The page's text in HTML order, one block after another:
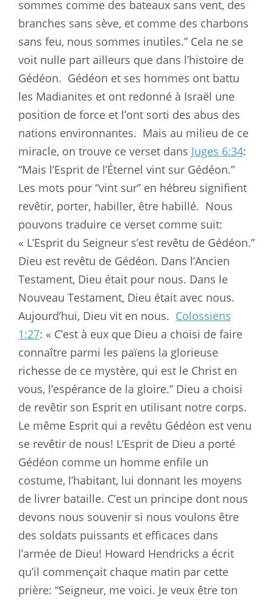
sommes comme des bateaux sans vent, des
branches sans sève, et comme des charbons
sans feu, nous sommes inutiles.” Cela ne se
voit nulle part ailleurs que dans l’histoire de
Gédéon. Gédéon et ses hommes ont battu
les Madianites et ont redonné à Israël une
position de force et l’ont sorti des abus des
nations environnantes. Mais au milieu de ce
miracle, on trouve ce verset dans Juges 6:34:
“Mais l’Esprit de l’Éternel vint sur Gédéon.”
Les mots pour “vint sur” en hébreu signifient
revêtir, porter, habiller, être habillé. Nous
pouvons traduire ce verset comme suit:
« L’Esprit du Seigneur s’est revêtu de Gédéon.”
Dieu est revêtu de Gédéon. Dans l’Ancien
Testament, Dieu était pour nous. Dans le
Nouveau Testament, Dieu était avec nous.
Aujourd’hui, Dieu vit en nous. Colossiens
1:27: « C’est à eux que Dieu a choisi de faire
connaître parmi les païens la glorieuse
richesse de ce mystère, qui est le Christ en
vous, l’espérance de la gloire.” Dieu a choisi
de revêtir son Esprit en utilisant notre corps.
Le même Esprit qui a revêtu Gédéon est venu
se revêtir de nous! L’Esprit de Dieu a porté
Gédéon comme un homme enfile un
costume, l’habitant, lui donnant les moyens
de livrer bataille. C’est un principe dont nous
devons nous souvenir si nous voulons être
des soldats puissants et efficaces dans
l’armée de Dieu! Howard Hendricks a écrit
qu’il commençait chaque matin par cette
prière: “Seigneur, me voici. Je veux être ton